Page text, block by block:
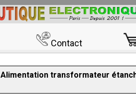
Contact
Alimentation transformateur